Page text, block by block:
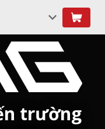
trường